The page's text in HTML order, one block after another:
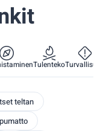
Tulenteko
teltan